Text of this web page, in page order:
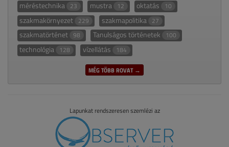
méréstechnika 23 mustra 12 oktatás 10
szakmakörnyezet 229 szakmapolitika 27
szakmatörténet 98 Tanulságos történetek 100
technológia 128 vízellátás 184
MÉG TÖBB ROVAT →
Lapunkat rendszeresen szemlézi az